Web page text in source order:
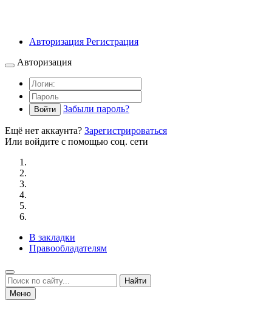
Авторизация Регистрация
Авторизация
Войти Забыли пароль?
Ещё нет аккаунта? Зарегистрироваться
Или войдите с помощью соц. сети
В закладки
Правообладателям
Найти
Меню